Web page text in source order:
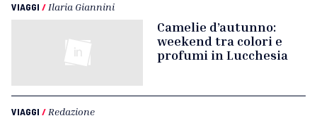
VIAGGI / Ilaria Giannini
Camelie d’autunno:
weekend tra colori e
profumi in Lucchesia
VIAGGI / Redazione